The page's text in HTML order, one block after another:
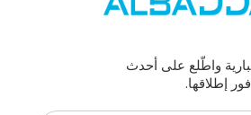
واطّلع على أحدث
إطلاقها.